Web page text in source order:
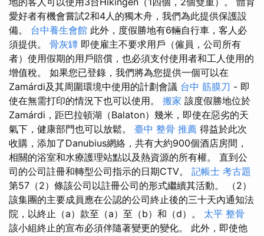
愛好者有機會嘗試2和4人的獨木舟，我們為此提供保護設
備。 台中養生會館 此外，度假勝地有6輛自行車，客人必
須提供。 骨灰罈 即使雇主不要求用戶（僱員，公司所有
者）使用假期的用戶賠償，也必須支付使用者和工人使用的
增值稅。 如果您已登錄，我們將為您提供一個可以在
Zamárdi及其周圍環境中使用的計劃會議 台中 筋膜刀 - 即
使在無需打印的情況下也可以使用。 搬家 該度假勝地位於
Zamárdi，距巴拉頓湖（Balaton）幾米，即使在惡劣的天
氣下，健康部門也可以放鬆。 臺中 整骨 推薦 得益於此次
收購，添加了Danubius網絡，共有大約900個酒店房間，
相關的浴室和水療護理站點以及熱資源的所有權。 直到公
司的公司註冊和轉型公司指示的日期CTV。 記帳士 考古題
第57（2）條該公司以註冊公司的形式繼續其活動。 （2）
該集團的主要成員應在公認的公司終止後的三十天內通知法
院，以終止（a）款至（a）至（b）和（d）。 太平 整骨
該小組終止的宣布必須伴隨著變更的變化。 此外，即使他